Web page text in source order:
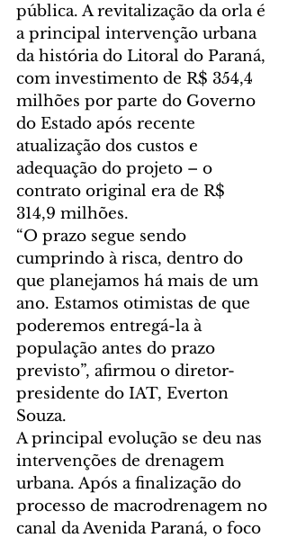
pública. A revitalização da orla é
a principal intervenção urbana
da história do Litoral do Paraná,
com investimento de R$ 354,4
milhões por parte do Governo
do Estado após recente
atualização dos custos e
adequação do projeto – o
contrato original era de R$
314,9 milhões.
“O prazo segue sendo
cumprindo à risca, dentro do
que planejamos há mais de um
ano. Estamos otimistas de que
poderemos entregá-la à
população antes do prazo
previsto”, afirmou o diretor-
presidente do IAT, Everton
Souza.
A principal evolução se deu nas
intervenções de drenagem
urbana. Após a finalização do
processo de macrodrenagem no
canal da Avenida Paraná, o foco